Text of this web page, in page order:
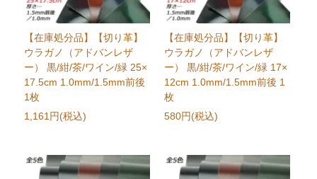
【在庫処分品】【切り革】
ウラガノ（アドバンレザ
ー） 黒/紺/茶/ワイン/緑 25×
17.5cm 1.0mm/1.5mm前後
1枚
1,161円(税込)
【在庫処分品】【切り革】
ウラガノ（アドバンレザ
ー） 黒/紺/茶/ワイン/緑 17×
12cm 1.0mm/1.5mm前後 1
枚
580円(税込)